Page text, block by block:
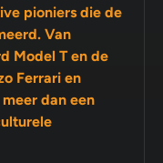
pioniers die de
Van
Model T en de
dan een